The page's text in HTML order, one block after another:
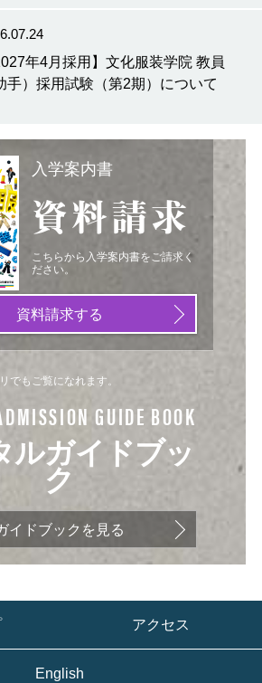
年4月採用】文化服装学院 教員
手）採用試験（第2期）について
入学案内書
資料請求
こちらから入学案内書をご請求く
ださい。
資料請求する
でもご覧になれます。
GUIDE BOOK
ルガイドブッ
ク
イドブックを見る
アクセス
English